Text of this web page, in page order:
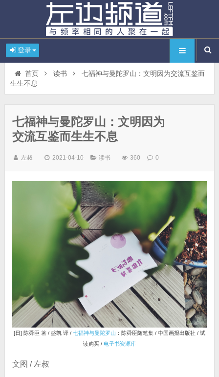
登录
首页 读书
七福神与曼陀罗山：文明因为交流互鉴而
生生不息
七福神与曼陀罗山：文明因为
交流互鉴而生生不息
左叔 2021-04-10 读书 360 0
[日] 陈舜臣 著 / 盛凯 译 / 七福神与曼陀罗山 ：陈舜臣随笔集 / 中国画报出版社 / 试
读购买 / 电子书资源库
文图 / 左叔